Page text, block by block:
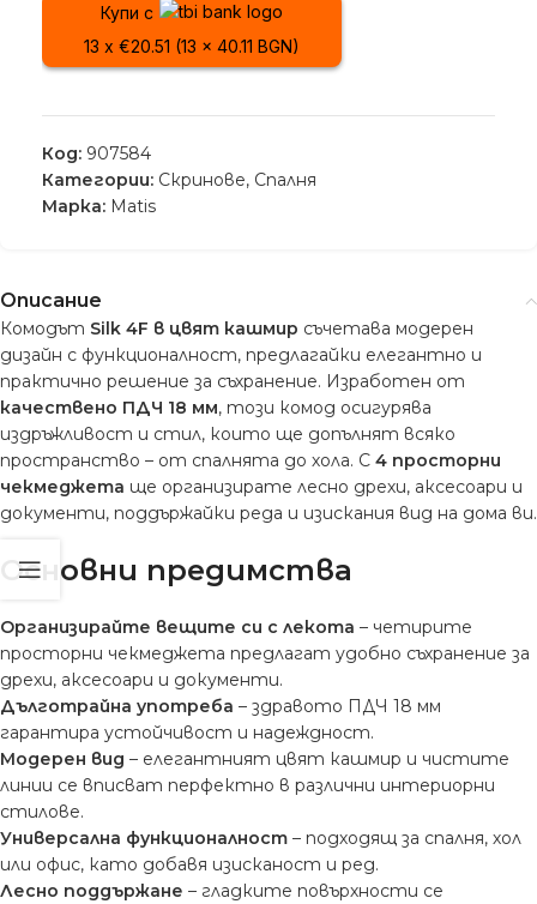
Купи с
13 x €20.51 (13 x 40.11 BGN)
Код: 907584
Категории: Скринове, Спалня
Марка: Matis
Описание
Комодът Silk 4F в цвят кашмир съчетава модерен
дизайн с функционалност, предлагайки елегантно и
практично решение за съхранение. Изработен от
качествено ПДЧ 18 мм, този комод осигурява
издръжливост и стил, които ще допълнят всяко
пространство – от спалнята до хола. С 4 просторни
чекмеджета ще организирате лесно дрехи, аксесоари и
документи, поддържайки реда и изискания вид на дома ви.
Основни предимства
Организирайте вещите си с лекота – четирите
просторни чекмеджета предлагат удобно съхранение за
дрехи, аксесоари и документи.
Дълготрайна употреба – здравото ПДЧ 18 мм
гарантира устойчивост и надеждност.
Модерен вид – елегантният цвят кашмир и чистите
линии се вписват перфектно в различни интериорни
стилове.
Универсална функционалност – подходящ за спалня, хол
или офис, като добавя изисканост и ред.
Лесно поддържане – гладките повърхности се